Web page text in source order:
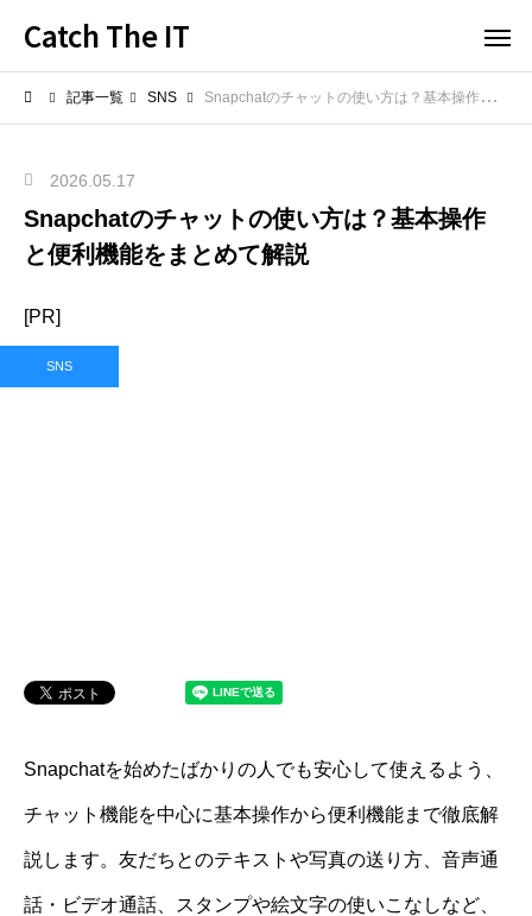
Catch The IT
記事一覧 SNS Snapchatのチャットの使い方は？基本操作と便利機能をまとめて解説
2026.05.17
Snapchatのチャットの使い方は？基本操作
と便利機能をまとめて解説
[PR]
SNS
Snapchatを始めたばかりの人でも安心して使えるよう、
チャット機能を中心に基本操作から便利機能まで徹底解
説します。友だちとのテキストや写真の送り方、音声通
話・ビデオ通話、スタンプや絵文字の使いこなしなど、